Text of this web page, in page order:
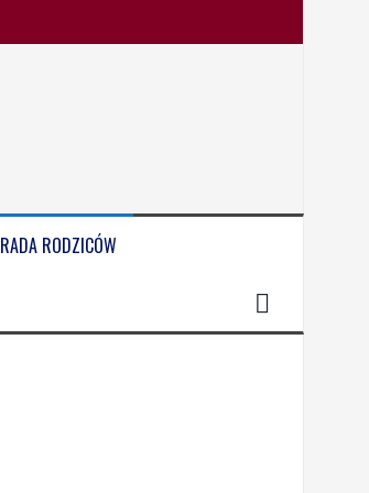
RADA RODZICÓW